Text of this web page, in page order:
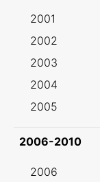
2001
2002
2003
2004
2005
2006-2010
2006